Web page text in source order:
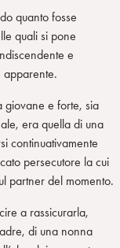
quanto fosse
quali si pone
e
apparente.
giovane e forte, sia
era quella di una
continuativamente
persecutore la cui
partner del momento.
a rassicurarla,
di una nonna